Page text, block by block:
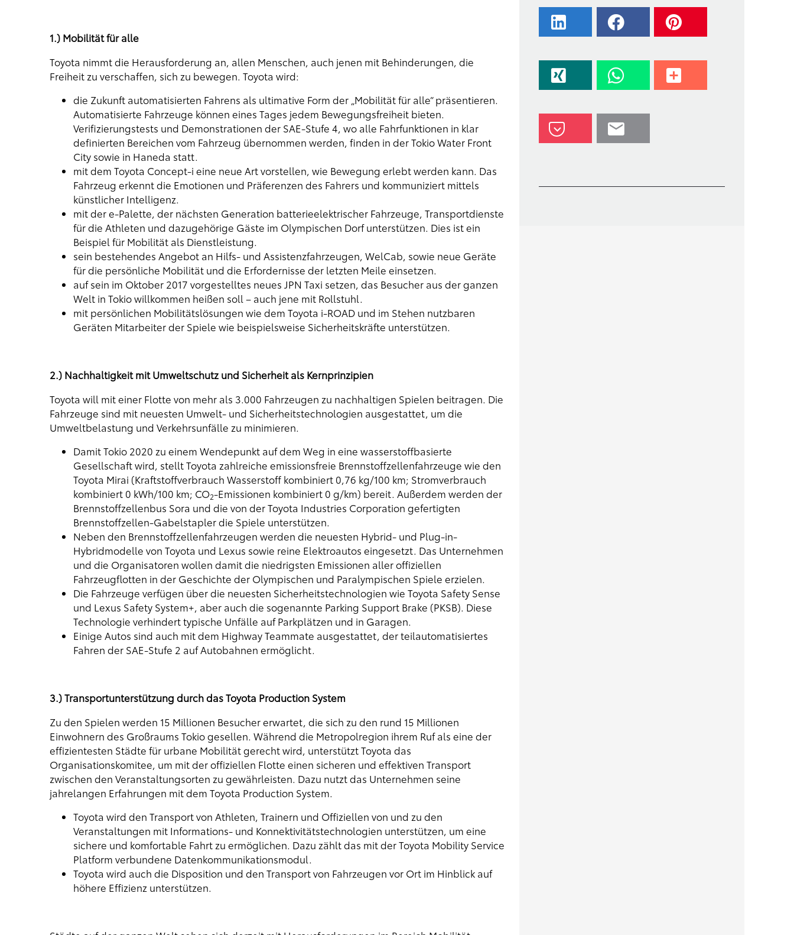
1.) Mobilität für alle
Toyota nimmt die Herausforderung an, allen Menschen, auch jenen mit Behinderungen, die
Freiheit zu verschaffen, sich zu bewegen. Toyota wird:
die Zukunft automatisierten Fahrens als ultimative Form der „Mobilität für alle“ präsentieren.
Automatisierte Fahrzeuge können eines Tages jedem Bewegungsfreiheit bieten.
Verifizierungstests und Demonstrationen der SAE-Stufe 4, wo alle Fahrfunktionen in klar
definierten Bereichen vom Fahrzeug übernommen werden, finden in der Tokio Water Front
City sowie in Haneda statt.
mit dem Toyota Concept-i eine neue Art vorstellen, wie Bewegung erlebt werden kann. Das
Fahrzeug erkennt die Emotionen und Präferenzen des Fahrers und kommuniziert mittels
künstlicher Intelligenz.
mit der e-Palette, der nächsten Generation batterieelektrischer Fahrzeuge, Transportdienste
für die Athleten und dazugehörige Gäste im Olympischen Dorf unterstützen. Dies ist ein
Beispiel für Mobilität als Dienstleistung.
sein bestehendes Angebot an Hilfs- und Assistenzfahrzeugen, WelCab, sowie neue Geräte
für die persönliche Mobilität und die Erfordernisse der letzten Meile einsetzen.
auf sein im Oktober 2017 vorgestelltes neues JPN Taxi setzen, das Besucher aus der ganzen
Welt in Tokio willkommen heißen soll – auch jene mit Rollstuhl.
mit persönlichen Mobilitätslösungen wie dem Toyota i-ROAD und im Stehen nutzbaren
Geräten Mitarbeiter der Spiele wie beispielsweise Sicherheitskräfte unterstützen.
2.) Nachhaltigkeit mit Umweltschutz und Sicherheit als Kernprinzipien
Toyota will mit einer Flotte von mehr als 3.000 Fahrzeugen zu nachhaltigen Spielen beitragen. Die
Fahrzeuge sind mit neuesten Umwelt- und Sicherheitstechnologien ausgestattet, um die
Umweltbelastung und Verkehrsunfälle zu minimieren.
Damit Tokio 2020 zu einem Wendepunkt auf dem Weg in eine wasserstoffbasierte
Gesellschaft wird, stellt Toyota zahlreiche emissionsfreie Brennstoffzellenfahrzeuge wie den
Toyota Mirai (Kraftstoffverbrauch Wasserstoff kombiniert 0,76 kg/100 km; Stromverbrauch
kombiniert 0 kWh/100 km; CO2-Emissionen kombiniert 0 g/km) bereit. Außerdem werden der
Brennstoffzellenbus Sora und die von der Toyota Industries Corporation gefertigten
Brennstoffzellen-Gabelstapler die Spiele unterstützen.
Neben den Brennstoffzellenfahrzeugen werden die neuesten Hybrid- und Plug-in-
Hybridmodelle von Toyota und Lexus sowie reine Elektroautos eingesetzt. Das Unternehmen
und die Organisatoren wollen damit die niedrigsten Emissionen aller offiziellen
Fahrzeugflotten in der Geschichte der Olympischen und Paralympischen Spiele erzielen.
Die Fahrzeuge verfügen über die neuesten Sicherheitstechnologien wie Toyota Safety Sense
und Lexus Safety System+, aber auch die sogenannte Parking Support Brake (PKSB). Diese
Technologie verhindert typische Unfälle auf Parkplätzen und in Garagen.
Einige Autos sind auch mit dem Highway Teammate ausgestattet, der teilautomatisiertes
Fahren der SAE-Stufe 2 auf Autobahnen ermöglicht.
3.) Transportunterstützung durch das Toyota Production System
Zu den Spielen werden 15 Millionen Besucher erwartet, die sich zu den rund 15 Millionen
Einwohnern des Großraums Tokio gesellen. Während die Metropolregion ihrem Ruf als eine der
effizientesten Städte für urbane Mobilität gerecht wird, unterstützt Toyota das
Organisationskomitee, um mit der offiziellen Flotte einen sicheren und effektiven Transport
zwischen den Veranstaltungsorten zu gewährleisten. Dazu nutzt das Unternehmen seine
jahrelangen Erfahrungen mit dem Toyota Production System.
Toyota wird den Transport von Athleten, Trainern und Offiziellen von und zu den
Veranstaltungen mit Informations- und Konnektivitätstechnologien unterstützen, um eine
sichere und komfortable Fahrt zu ermöglichen. Dazu zählt das mit der Toyota Mobility Service
Platform verbundene Datenkommunikationsmodul.
Toyota wird auch die Disposition und den Transport von Fahrzeugen vor Ort im Hinblick auf
höhere Effizienz unterstützen.